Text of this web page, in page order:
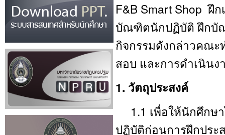
F&B Smart Shop ฝึ
บัณฑิตนักปฏิบัติ ฝึกบั
กิจกรรมดังกล่าวคณะ
สอบ และการดำเนิน
1. วัตถุประสงค์
1.1 เพื่อให้นักศึกษ
ปฏิบัติก่อนการฝึกปร